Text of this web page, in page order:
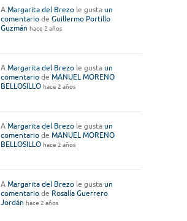
A Margarita del Brezo le gusta un
comentario de Guillermo Portillo
Guzmán hace 2 años
A Margarita del Brezo le gusta un
comentario de MANUEL MORENO
BELLOSILLO hace 2 años
A Margarita del Brezo le gusta un
comentario de MANUEL MORENO
BELLOSILLO hace 2 años
A Margarita del Brezo le gusta un
comentario de Rosalía Guerrero
Jordán hace 2 años